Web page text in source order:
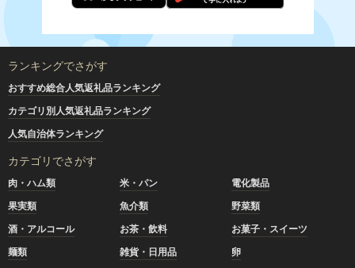
ランキングでさがす
おすすめ総合人気返礼品ランキング
カテゴリ別人気返礼品ランキング
人気自治体ランキング
カテゴリでさがす
肉・ハム類 米・パン
電化製品
果実類
魚介類
野菜類
酒・アルコール
お茶・飲料
お菓子・スイーツ
麺類
雑貨・日用品
卵